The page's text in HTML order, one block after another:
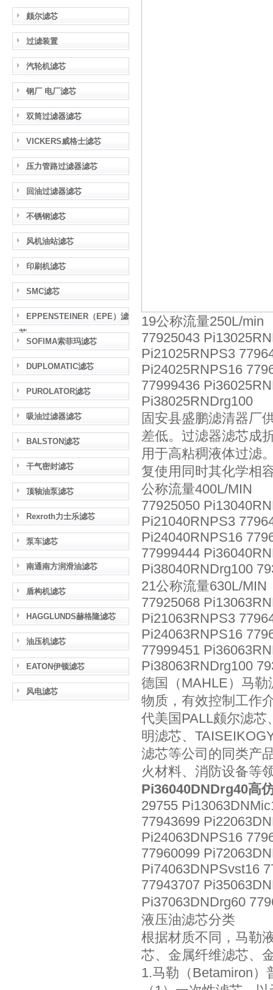
颇尔滤芯
过滤装置
汽轮机滤芯
钢厂 电厂滤芯
双筒过滤器滤芯
VICKERS威格士滤芯
压力管路过滤器滤芯
回油过滤器滤芯
不锈钢滤芯
风机油站滤芯
印刷机滤芯
SMC滤芯
EPPENSTEINER（EPE）滤
芯
SOFIMA索菲玛滤芯
DUPLOMATIC滤芯
PUROLATOR滤芯
吸油过滤器滤芯
BALSTON滤芯
干气密封滤芯
顶轴油泵滤芯
Rexroth力士乐滤芯
泵车滤芯
南通南方润滑油滤芯
盾构机滤芯
HAGGLUNDS赫格隆滤芯
油压机滤芯
EATON伊顿滤芯
风电滤芯
19公称流量250L/min
77925043
Pi21025RNPS3
Pi24025RNPS16
77999436
Pi38025RNDrg100
固安县盛鹏滤清器厂
差低。过滤器滤芯成
用于高粘稠液体过滤
复使用同时其化学相
公称流量400L/MIN
77925050
Pi21040RNPS3
Pi24040RNPS16
77999444
Pi38040RNDrg100
21公称流量630L/MIN
77925068
Pi21063RNPS3
Pi24063RNPS16
77999451
Pi38063RNDrg100
德国（MAHLE）马
物质，有效控制工作
代美国PALL颇尔滤
明滤芯、
滤芯等公司的同类产
火材料、消防设备等
Pi36040DNDrg40高
29755
77943699
Pi24063DNPS16
77960099
Pi74063DNPSvst16
77943707
Pi37063DNDrg60
液压油滤芯分类
根据材质不同，马勒
芯、金属纤维滤芯、
1.马勒（Betamiron）